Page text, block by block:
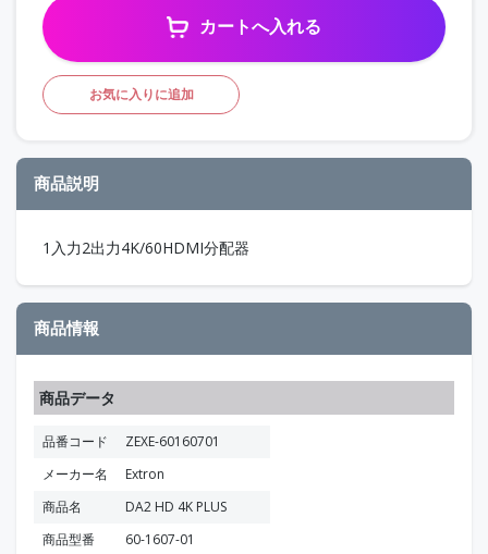
カートへ入れる
お気に入りに追加
商品説明
1入力2出力4K/60HDMI分配器
商品情報
商品データ
品番コード
ZEXE-60160701
メーカー名
Extron
商品名
DA2 HD 4K PLUS
商品型番
60-1607-01